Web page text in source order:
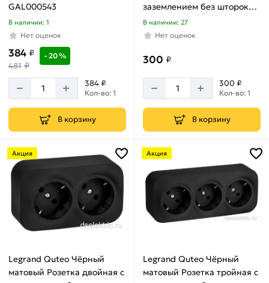
GAL000543
В наличии: 1
Нет оценок
384 ₽
481 ₽
- 20 %
384 ₽
Кол-во: 1
В корзину
заземлением без шторок
16А 250В винтовые зажимы
накладной монтаж Legrand
В наличии: 27
Нет оценок
300 ₽
300 ₽
Кол-во: 1
В корзину
Акция
Legrand Quteo Чёрный
матовый Розетка двойная с
Акция
Legrand Quteo Чёрный
матовый Розетка тройная с